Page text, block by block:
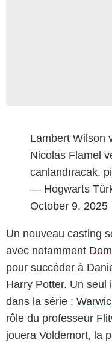
Lambert Wilson
Nicolas Flamel
canlandıracak.
— Hogwarts
October 9, 2025
Un nouveau casting
avec notamment
pour succéder à
Harry Potter. Un seul
dans la série :
rôle du professeur
jouera Voldemort, la